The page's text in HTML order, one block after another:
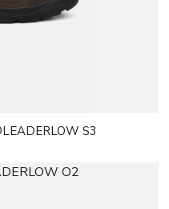
S3